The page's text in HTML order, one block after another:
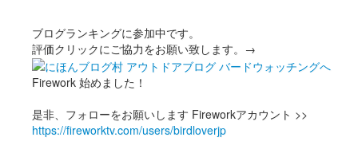
ブログランキングに参加中です。
評価クリックにご協力をお願い致します。→
Firework 始めました！
是非、フォローをお願いします Fireworkアカウント >>
https://fireworktv.com/users/birdloverjp